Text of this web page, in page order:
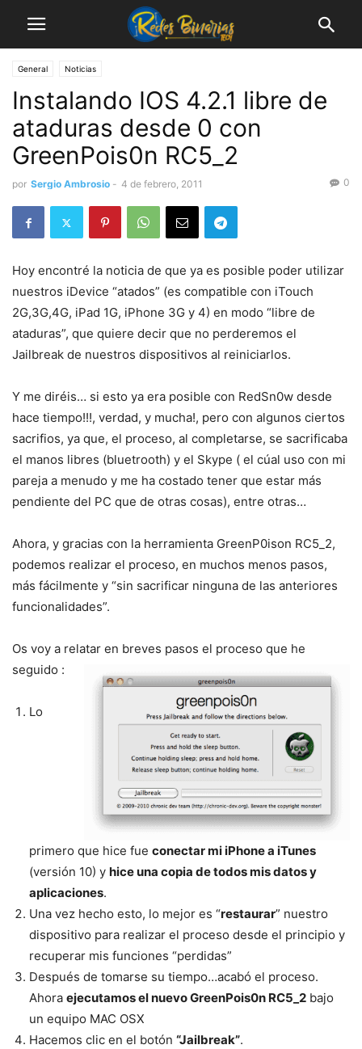
General Noticias
Instalando IOS 4.2.1 libre de
ataduras desde 0 con
GreenPois0n RC5_2
por Sergio Ambrosio - 4 de febrero, 2011 0
Hoy encontré la noticia de que ya es posible poder utilizar
nuestros iDevice “atados” (es compatible con iTouch
2G,3G,4G, iPad 1G, iPhone 3G y 4) en modo “libre de
ataduras”, que quiere decir que no perderemos el
Jailbreak de nuestros dispositivos al reiniciarlos.
Y me diréis… si esto ya era posible con RedSn0w desde
hace tiempo!!!, verdad, y mucha!, pero con algunos ciertos
sacrifios, ya que, el proceso, al completarse, se sacrificaba
el manos libres (bluetrooth) y el Skype ( el cúal uso con mi
pareja a menudo y me ha costado tener que estar más
pendiente del PC que de otras cosas), entre otras…
Ahora, y gracias con la herramienta GreenP0ison RC5_2,
podemos realizar el proceso, en muchos menos pasos,
más fácilmente y “sin sacrificar ninguna de las anteriores
funcionalidades”.
Os voy a relatar en breves pasos el proceso que he
seguido :
Lo
primero que hice fue conectar mi iPhone a iTunes
(versión 10) y hice una copia de todos mis datos y
aplicaciones.
Una vez hecho esto, lo mejor es “restaurar” nuestro
dispositivo para realizar el proceso desde el principio y
recuperar mis funciones “perdidas”
Después de tomarse su tiempo…acabó el proceso.
Ahora ejecutamos el nuevo GreenPois0n RC5_2 bajo
un equipo MAC OSX
Hacemos clic en el botón “Jailbreak”.